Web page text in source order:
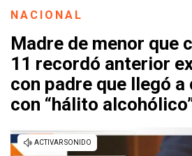
NACIONAL
Madre de menor que
11 recordó anterior
con padre que llegó
con “hálito